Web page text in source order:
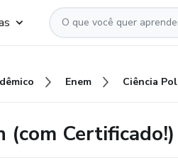
Enem
(com Certificado!)